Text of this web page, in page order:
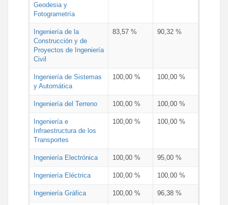
Geodesia y
Fotogrametría
Ingeniería de la
Construcción y de
Proyectos de Ingeniería
Civil
83,57 % 90,32 %
Ingeniería de Sistemas
y Automática
100,00 % 100,00 %
Ingeniería del Terreno 100,00 % 100,00 %
Ingeniería e
Infraestructura de los
Transportes
100,00 % 100,00 %
Ingeniería Electrónica 100,00 % 95,00 %
Ingeniería Eléctrica 100,00 % 100,00 %
Ingeniería Gráfica 100,00 % 96,38 %